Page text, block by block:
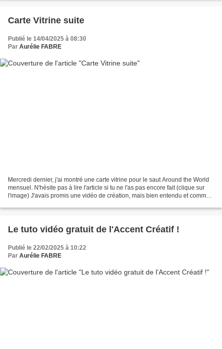
Carte Vitrine suite
Publié le 14/04/2025 à 08:30
Par Aurélie FABRE
Mercredi dernier, j'ai montré une carte vitrine pour le saut Around the World
mensuel. N'hésite pas à lire l'article si tu ne l'as pas encore fait (clique sur
l'image) J'avais promis une vidéo de création, mais bien entendu et comme
Le tuto vidéo gratuit de l'Accent Créatif !
Publié le 22/02/2025 à 10:22
Par Aurélie FABRE